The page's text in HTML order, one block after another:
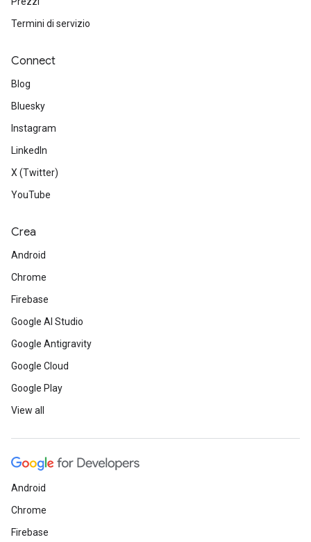
Termini di servizio
Connect
Blog
Bluesky
Instagram
LinkedIn
X (Twitter)
YouTube
Crea
Android
Chrome
Firebase
Google AI Studio
Google Antigravity
Google Cloud
Google Play
View all
Android
Chrome
Firebase